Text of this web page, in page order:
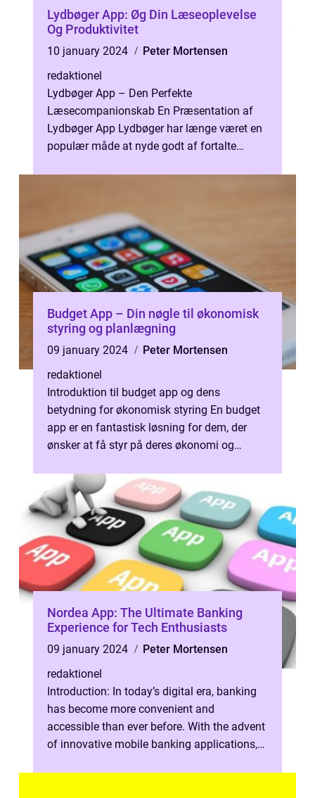
Lydbøger App: Øg Din Læseoplevelse
Og Produktivitet
10 january 2024
Peter Mortensen
redaktionel
Lydbøger App – Den Perfekte
Læsecompanionskab En Præsentation af
Lydbøger App Lydbøger har længe været en
populær måde at nyde godt af fortalte
Budget App – Din nøgle til økonomisk
styring og planlægning
09 january 2024
Peter Mortensen
redaktionel
Introduktion til budget app og dens
betydning for økonomisk styring En budget
app er en fantastisk løsning for dem, der
ønsker at få styr på deres økonomi og
Nordea App: The Ultimate Banking
Experience for Tech Enthusiasts
09 january 2024
Peter Mortensen
redaktionel
Introduction: In today’s digital era, banking
has become more convenient and
accessible than ever before. With the advent
of innovative mobile banking applications,